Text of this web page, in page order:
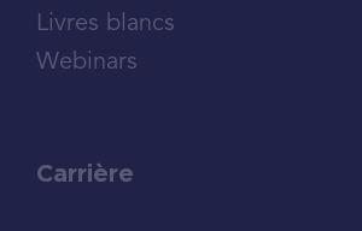
Livres blancs
Webinars
Carrière